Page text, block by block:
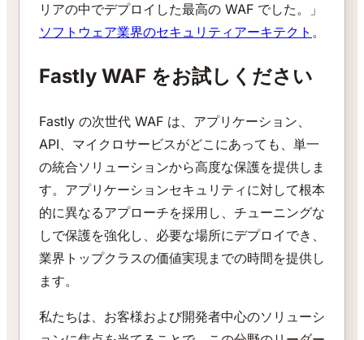
リアの中でデプロイした最高の WAF でした。」
ソフトウェア業界のセキュリティアーキテクト 。
Fastly WAF をお試しください
Fastly の次世代 WAF は、アプリケーション、
API、マイクロサービスがどこにあっても、単一
の統合ソリューションから高度な保護を提供しま
す。アプリケーションセキュリティに対して根本
的に異なるアプローチを採用し、チューニングな
しで保護を強化し、必要な場所にデプロイでき、
業界トップクラスの価値実現までの時間を提供し
ます。
私たちは、お客様および開発者中心のソリューシ